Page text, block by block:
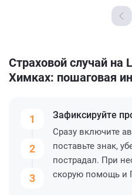
Страховой случай на
Химках: пошаговая
1
2
3
Зафиксируйте
Сразу включите
поставьте знак,
пострадал. При
скорую помощь и